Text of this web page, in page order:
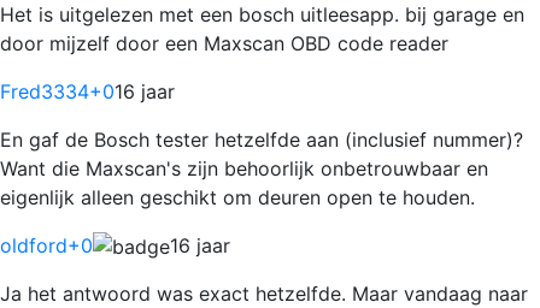
Het is uitgelezen met een bosch uitleesapp. bij garage en
door mijzelf door een Maxscan OBD code reader
Fred3334+016 jaar
En gaf de Bosch tester hetzelfde aan (inclusief nummer)?
Want die Maxscan's zijn behoorlijk onbetrouwbaar en
eigenlijk alleen geschikt om deuren open te houden.
oldford+0
16 jaar
Ja het antwoord was exact hetzelfde. Maar vandaag naar